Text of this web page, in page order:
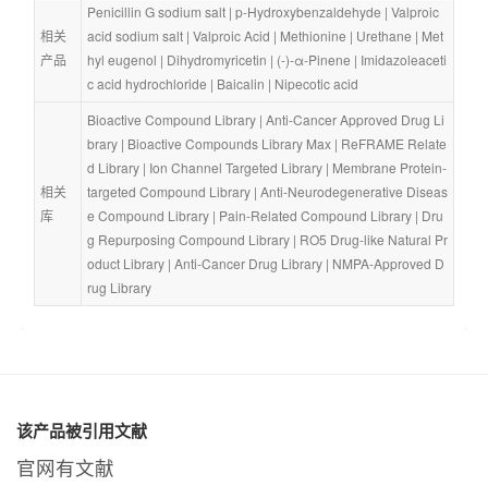
相关
产品
Penicillin G sodium salt | p-Hydroxybenzaldehyde | Valproic
acid sodium salt | Valproic Acid | Methionine | Urethane | Met
hyl eugenol | Dihydromyricetin | (-)-α-Pinene | Imidazoleaceti
c acid hydrochloride | Baicalin | Nipecotic acid
相关
库
Bioactive Compound Library | Anti-Cancer Approved Drug Li
brary | Bioactive Compounds Library Max | ReFRAME Relate
d Library | Ion Channel Targeted Library | Membrane Protein-
targeted Compound Library | Anti-Neurodegenerative Diseas
e Compound Library | Pain-Related Compound Library | Dru
g Repurposing Compound Library | RO5 Drug-like Natural Pr
oduct Library | Anti-Cancer Drug Library | NMPA-Approved D
rug Library
该产品被引用文献
官网有文献